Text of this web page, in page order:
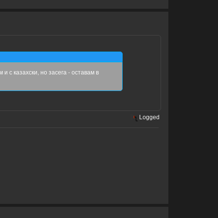
казахски, но засега - оставам в
Logged